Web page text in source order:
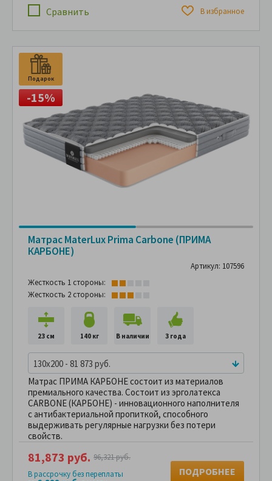
Сравнить В избранное
Подарок
-15%
Матрас MaterLux Prima Carbone (ПРИМА
КАРБОНЕ)
Артикул: 107596
Жесткость 1 стороны:
Жесткость 2 стороны:
23 см 140 кг В наличии 3 года
130x200 - 81 873 руб.
Матрас ПРИМА КАРБОНЕ состоит из материалов
премиального качества. Состоит из эрголатекса
CARBONE (КАРБОНЕ) - инновационного наполнителя
с антибактериальной пропиткой, способного
выдерживать регулярные нагрузки без потери
свойств.
81,873 руб. 96,321 руб.
В рассрочку без переплаты
ПОДРОБНЕЕ